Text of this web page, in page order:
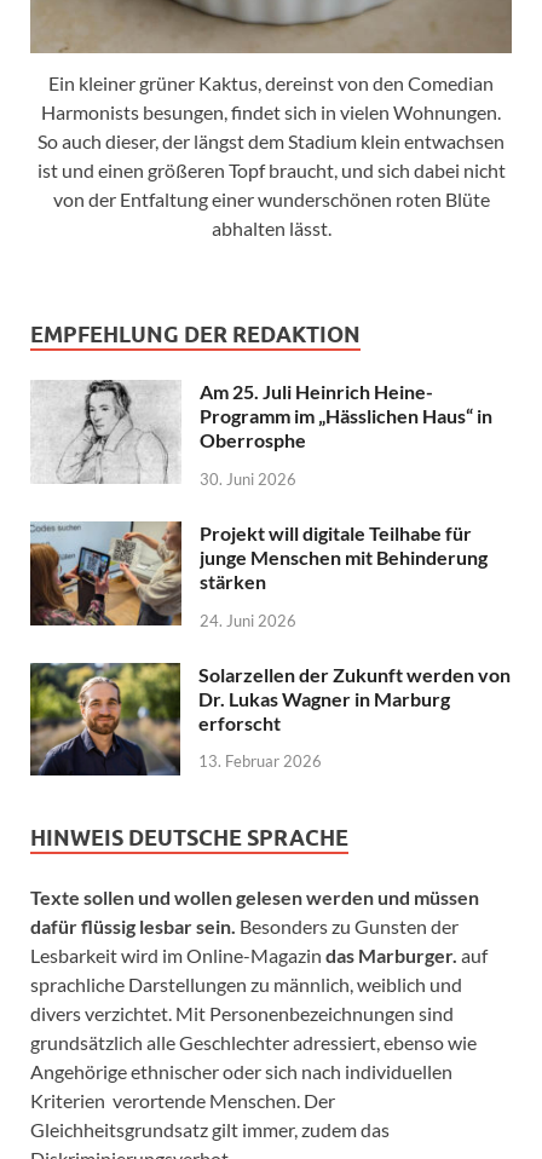
Ein kleiner grüner Kaktus, dereinst von den Comedian
Harmonists besungen, findet sich in vielen Wohnungen.
So auch dieser, der längst dem Stadium klein entwachsen
ist und einen größeren Topf braucht, und sich dabei nicht
von der Entfaltung einer wunderschönen roten Blüte
abhalten lässt.
EMPFEHLUNG DER REDAKTION
Am 25. Juli Heinrich Heine-
Programm im „Hässlichen Haus“ in
Oberrosphe
30. Juni 2026
Projekt will digitale Teilhabe für
junge Menschen mit Behinderung
stärken
24. Juni 2026
Solarzellen der Zukunft werden von
Dr. Lukas Wagner in Marburg
erforscht
13. Februar 2026
HINWEIS DEUTSCHE SPRACHE
Texte sollen und wollen gelesen werden und müssen
dafür flüssig lesbar sein. Besonders zu Gunsten der
Lesbarkeit wird im Online-Magazin das Marburger. auf
sprachliche Darstellungen zu männlich, weiblich und
divers verzichtet. Mit Personenbezeichnungen sind
grundsätzlich alle Geschlechter adressiert, ebenso wie
Angehörige ethnischer oder sich nach individuellen
Kriterien verortende Menschen. Der
Gleichheitsgrundsatz gilt immer, zudem das